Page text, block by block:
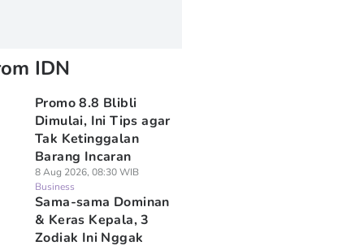
IDN
Promo 8.8 Blibli
Dimulai, Ini Tips agar
Tak Ketinggalan
Barang Incaran
8 Aug 2026, 08:30 WIB
Business
Sama-sama Dominan
& Keras Kepala, 3
Zodiak Ini Nggak